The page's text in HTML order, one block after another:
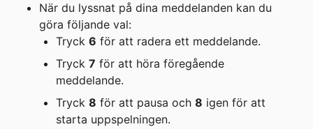
När du lyssnat på dina meddelanden kan du
göra följande val:
Tryck 6 för att radera ett meddelande.
Tryck 7 för att höra föregående
meddelande.
Tryck 8 för att pausa och 8 igen för att
starta uppspelningen.